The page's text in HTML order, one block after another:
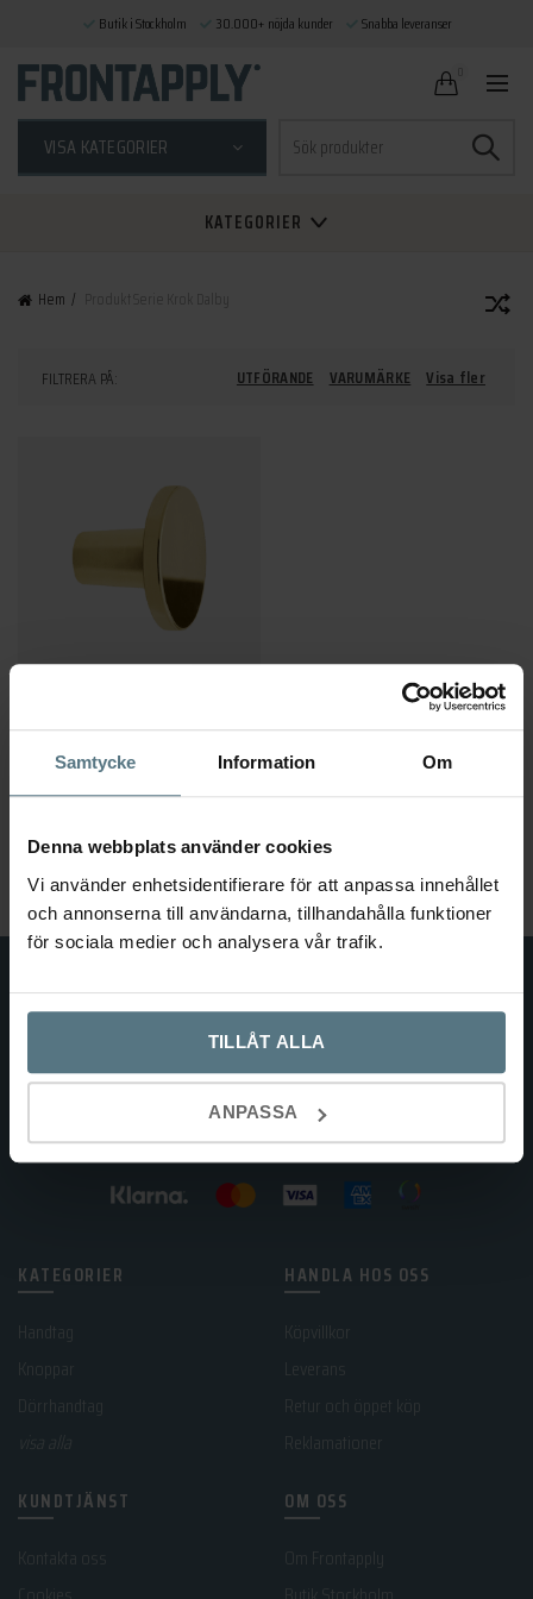
Samtycke Information Om
Denna webbplats använder cookies
Vi använder enhetsidentifierare för att anpassa innehållet
och annonserna till användarna, tillhandahålla funktioner
för sociala medier och analysera vår trafik.
TILLÅT ALLA
ANPASSA
VISA KATEGORIER
efter:
KATEGORIER
Hem
FILTRERA PÅ: UTFÖRANDE VARUMÄRKE Visa fler
BESLAG DESIGN
99kr
Lägg till i varukorg
KATEGORIER
Handtag
Dörrhandtag
HANDLA HOS OSS
Retur och öppet köp
Reklamationer
KUNDTJÄNST
Kontakta oss
OM OSS
Om Frontapply
Butik i Stockholm 30.000+ nöjda kunder Snabba leveranser